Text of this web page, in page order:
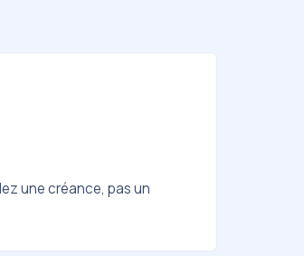
une créance, pas un